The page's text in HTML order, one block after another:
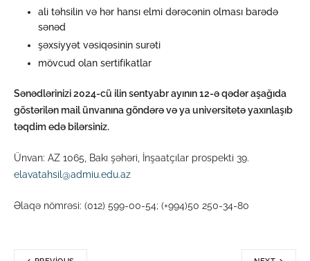
ali təhsilin və hər hansı elmi dərəcənin olması barədə
sənəd
şəxsiyyət vəsiqəsinin surəti
mövcud olan sertifikatlar
Sənədlərinizi 2024-cü ilin sentyabr ayının 12-ə qədər aşağıda
göstərilən mail ünvanına göndərə və ya universitetə yaxınlaşıb
təqdim edə bilərsiniz.
Ünvan: AZ 1065, Bakı şəhəri, İnşaatçılar prospekti 39.
elavatahsil@admiu.edu.az
Əlaqə nömrəsi: (012) 599-00-54; (+994)50 250-34-80